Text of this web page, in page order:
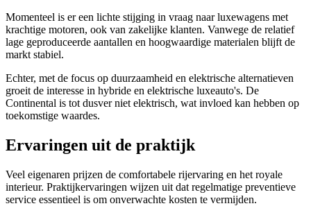
Momenteel is er een lichte stijging in vraag naar luxewagens met
krachtige motoren, ook van zakelijke klanten. Vanwege de relatief
lage geproduceerde aantallen en hoogwaardige materialen blijft de
markt stabiel.
Echter, met de focus op duurzaamheid en elektrische alternatieven
groeit de interesse in hybride en elektrische luxeauto's. De
Continental is tot dusver niet elektrisch, wat invloed kan hebben op
toekomstige waardes.
Ervaringen uit de praktijk
Veel eigenaren prijzen de comfortabele rijervaring en het royale
interieur. Praktijkervaringen wijzen uit dat regelmatige preventieve
service essentieel is om onverwachte kosten te vermijden.